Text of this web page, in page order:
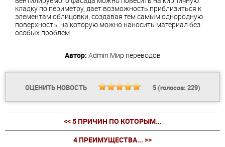
кладку по периметру, дает возможность приблизиться к
элементам облицовки, создавая тем самым однородную
поверхность, на которую можно наносить материал без
особых проблем.
Автор: Admin Мир переводов
ОЦЕНИТЬ НОВОСТЬ 5(голосов: 229)
<< 5 ПРИЧИН ПО КОТОРЫМ...
4 ПРЕИМУЩЕСТВА... >>